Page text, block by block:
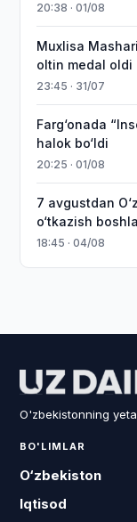
20:38 · 01/08
Muxlisa
oltin medal oldi
23:45 · 31/07
Farg‘onada
halok bo‘ldi
20:25 · 01/08
7 avgustdan
o‘tkazish
18:45 · 04/08
O'zbekistonning
BO'LIMLAR
O‘zbekiston
Iqtisod